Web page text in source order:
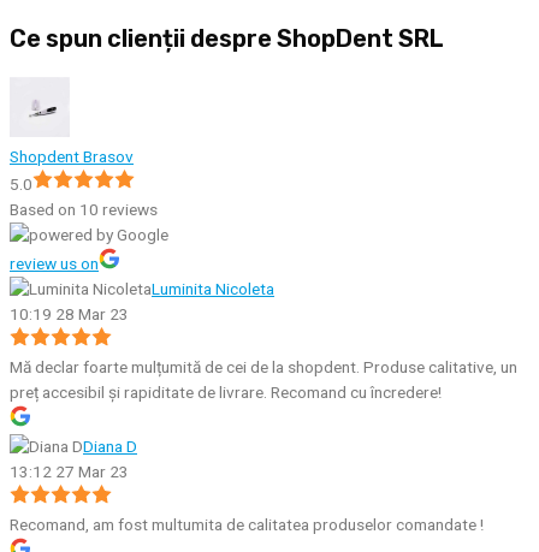
Ce spun clienții despre ShopDent SRL
Shopdent Brasov
5.0
Based on 10 reviews
review us on
Luminita Nicoleta
10:19 28 Mar 23
Mă declar foarte mulțumită de cei de la shopdent. Produse calitative, un
preț accesibil și rapiditate de livrare. Recomand cu încredere!
Diana D
13:12 27 Mar 23
Recomand, am fost multumita de calitatea produselor comandate !